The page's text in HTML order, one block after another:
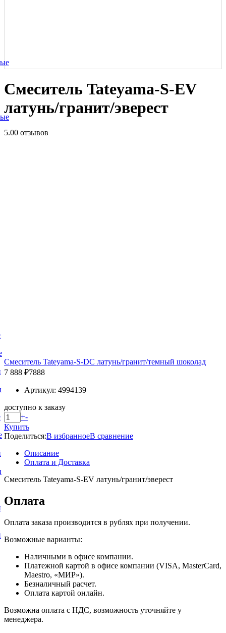
Смеситель Tateyama-S-EV
латунь/гранит/эверест
5.00 отзывов
Смеситель Tateyama-S-DC латунь/гранит/темный шоколад
7 888 ₽7888
Артикул: 4994139
доступно к заказу
+-
Купить
Поделиться:В избранноеВ сравнение
Описание
Оплата и Доставка
Смеситель Tateyama-S-EV латунь/гранит/эверест
Оплата
Оплата заказа производится в рублях при получении.
Возможные варианты:
Наличными в офисе компании.
Платежной картой в офисе компании (VISA, MasterCard,
Maestro, «МИР»).
Безналичный расчет.
Оплата картой онлайн.
Возможна оплата с НДС, возможность уточняйте у
менеджера.